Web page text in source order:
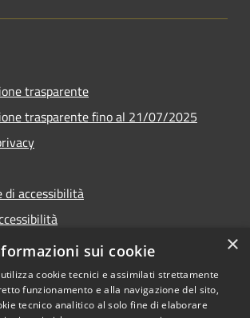
trasparente
trasparente fino al 21/07/2025
di accessibilità
×
sui cookie
cookie tecnici e assimilati strettamente
funzionamento e alla navigazione del sito,
tecnico analitico al solo fine di elaborare